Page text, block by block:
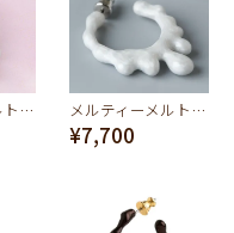
メルティーメルト フープピアス(コットンキャンディー) メルティーメルト フープピアス（ホワイトマーブル）
¥7,700